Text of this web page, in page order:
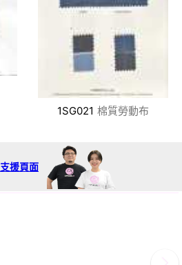
1SG021 棉質勞動布
支援頁面